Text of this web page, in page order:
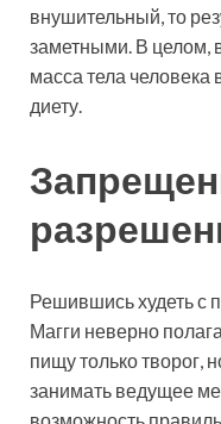
внушительный, то
заметными. В целом,
масса тела человека
диету.
Решившись худеть с
Магги неверно
пищу только творог,
занимать ведущее